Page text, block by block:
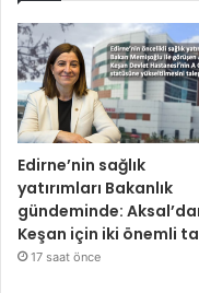
Edirne’nin sağlık
yatırımları Bakanlık
gündeminde:
Keşan için iki önemli
17 saat önce